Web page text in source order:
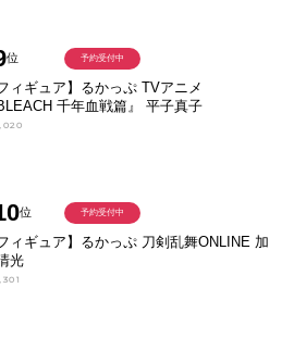
位
フィギュア】るかっぷ TVアニメ
BLEACH 千年血戦篇』 平子真子
予約受付中
位
フィギュア】るかっぷ 刀剣乱舞ONLINE 加
光
予約受付中